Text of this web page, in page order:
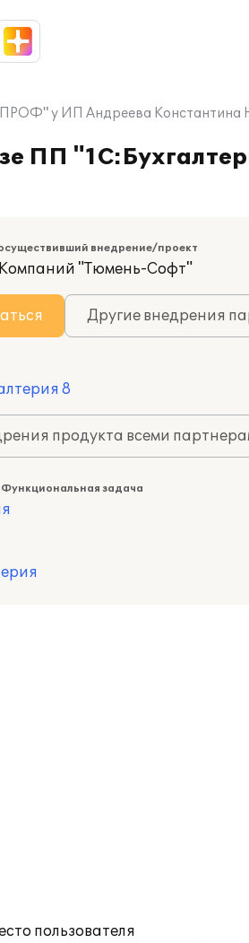
ПРОФ" у ИП Андреева Константина
ПП
внедрение/проект
Компаний "Тюмень-Софт"
Другие внедрения
8
продукта всеми
задача
пользователя